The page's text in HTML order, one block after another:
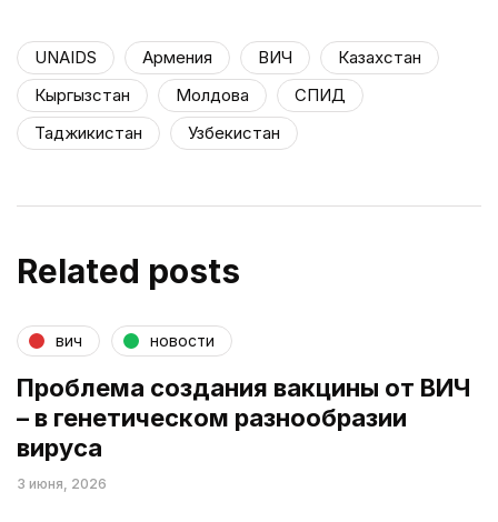
UNAIDS Армения ВИЧ
Казахстан
Кыргызстан
Молдова
СПИД
Таджикистан
Узбекистан
Related posts
вич новости
Проблема создания вакцины от ВИЧ
– в генетическом разнообразии
вируса
3 июня, 2026